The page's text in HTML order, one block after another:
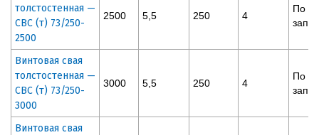
толстостенная —
СВС (т) 73/250-
2500
2500 5,5 250 4
По
Винтовая свая
толстостенная —
СВС (т) 73/250-
3000
3000 5,5 250 4
По
Винтовая свая